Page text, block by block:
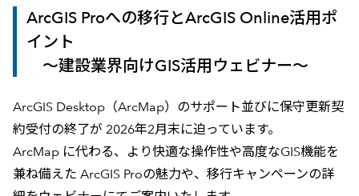
ArcGIS Proへの移行とArcGIS Online活用ポ
イント
～建設業界向けGIS活用ウェビナー～
ArcGIS Desktop（ArcMap）のサポート並びに保守更新契
約受付の終了が 2026年2月末に迫っています。
ArcMap に代わる、より快適な操作性や高度なGIS機能を
兼ね備えた ArcGIS Proの魅力や、移行キャンペーンの詳